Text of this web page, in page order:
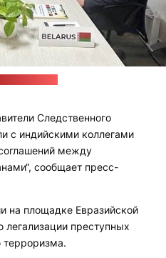
Следственного
с индийскими коллегами
между
сообщает пресс-
на площадке Евразийской
легализации преступных
терроризма.